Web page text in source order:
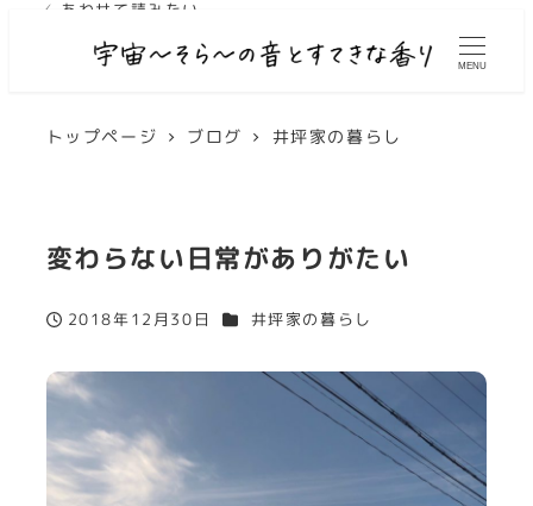
MENU
トップページ ブログ 井坪家の暮らし
変わらない日常がありがたい
投稿日
2018年12月30日 カテゴリー
井坪家の暮らし
✓ あわせて読みたい